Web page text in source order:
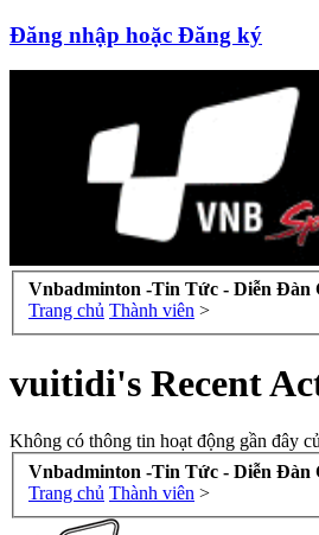
Đăng nhập hoặc Đăng ký
Vnbadminton -Tin Tức - Diễn Đàn
Trang chủ Thành viên >
vuitidi's Recent
Không có thông tin hoạt động gần đây
Vnbadminton -Tin Tức - Diễn Đàn
Trang chủ Thành viên >